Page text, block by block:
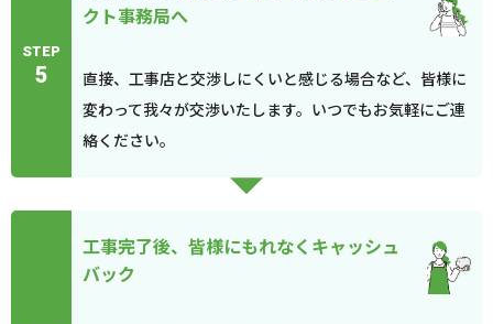
STEP
5
クト事務局へ
直接、工事店と交渉しにくいと感じる場合など、皆様に
変わって我々が交渉いたします。いつでもお気軽にご連
絡ください。
工事完了後、皆様にもれなくキャッシュ
バック